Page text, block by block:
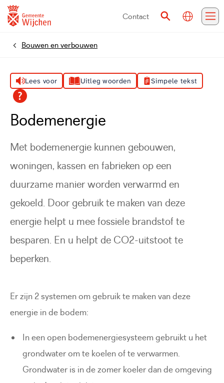
Contact
ZoekenVertalen
HomeBouwen en verbouwen
Lees voor Uitleg woorden Simpele tekst
Bodemenergie
Met bodemenergie kunnen gebouwen,
woningen, kassen en fabrieken op een
duurzame manier worden verwarmd en
gekoeld. Door gebruik te maken van deze
energie helpt u mee fossiele brandstof te
besparen. En u helpt de CO2-uitstoot te
beperken.
Er zijn 2 systemen om gebruik te maken van deze
energie in de bodem:
In een open bodemenergiesysteem gebruikt u het
grondwater om te koelen of te verwarmen.
Grondwater is in de zomer koeler dan de omgeving